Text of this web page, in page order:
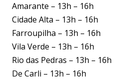
Amarante – 13h – 16h
Cidade Alta – 13h – 16h
Farroupilha – 13h – 16h
Vila Verde – 13h – 16h
Rio das Pedras – 13h – 16h
De Carli – 13h – 16h